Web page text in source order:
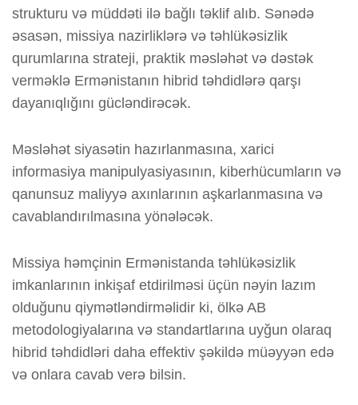
strukturu və müddəti ilə bağlı təklif alıb. Sənədə
əsasən, missiya nazirliklərə və təhlükəsizlik
qurumlarına strateji, praktik məsləhət və dəstək
verməklə Ermənistanın hibrid təhdidlərə qarşı
dayanıqlığını gücləndirəcək.
Məsləhət siyasətin hazırlanmasına, xarici
informasiya manipulyasiyasının, kiberhücumların və
qanunsuz maliyyə axınlarının aşkarlanmasına və
cavablandırılmasına yönələcək.
Missiya həmçinin Ermənistanda təhlükəsizlik
imkanlarının inkişaf etdirilməsi üçün nəyin lazım
olduğunu qiymətləndirməlidir ki, ölkə AB
metodologiyalarına və standartlarına uyğun olaraq
hibrid təhdidləri daha effektiv şəkildə müəyyən edə
və onlara cavab verə bilsin.